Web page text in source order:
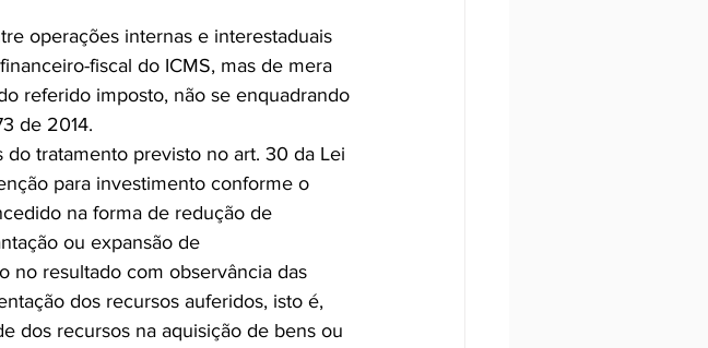
operações internas e interestaduais
fiscal do ICMS, mas de mera
referido imposto, não se enquadrando
de 2014.
do tratamento previsto no art. 30 da Lei
para investimento conforme o
na forma de redução de
ou expansão de
no resultado com observância das
dos recursos auferidos, isto é,
dos recursos na aquisição de bens ou